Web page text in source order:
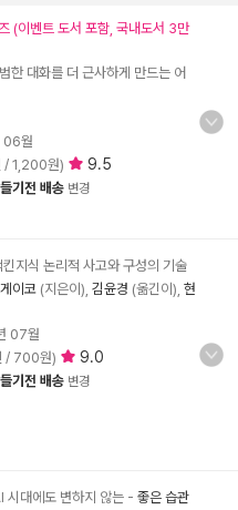
(이벤트 도서 포함, 국내도서 3만
한 대화를 더 근사하게 만드는 어
월
/ 1,200원) 9.5
기전 배송 변경
지식 논리적 사고와 구성의 기술
이코 (지은이), 김윤경 (옮긴이), 현
07월
/ 700원) 9.0
기전 배송 변경
시대에도 변하지 않는 - 좋은 습관